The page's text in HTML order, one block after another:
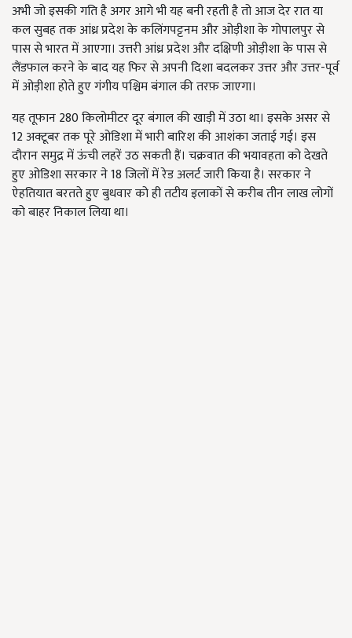
अभी जो इसकी गति है अगर आगे भी यह बनी रहती है तो आज देर रात या
कल सुबह तक आंध्र प्रदेश के कलिंगपट्टनम और ओड़ीशा के गोपालपुर से
पास से भारत में आएगा। उत्तरी आंध्र प्रदेश और दक्षिणी ओड़ीशा के पास से
लैंडफाल करने के बाद यह फिर से अपनी दिशा बदलकर उत्तर और उत्तर-पूर्व
में ओड़ीशा होते हुए गंगीय पश्चिम बंगाल की तरफ़ जाएगा।
यह तूफान 280 किलोमीटर दूर बंगाल की खाड़ी में उठा था। इसके असर से
12 अक्टूबर तक पूरे ओडिशा में भारी बारिश की आशंका जताई गई। इस
दौरान समुद्र में ऊंची लहरें उठ सकती हैं। चक्रवात की भयावहता को देखते
हुए ओडिशा सरकार ने 18 जिलों में रेड अलर्ट जारी किया है। सरकार ने
ऐहतियात बरतते हुए बुधवार को ही तटीय इलाकों से करीब तीन लाख लोगों
को बाहर निकाल लिया था।